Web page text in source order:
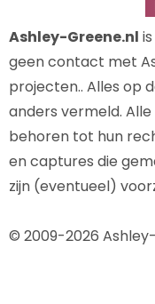
Ashley-Greene.nl
geen contact met
projecten.. Alles op
anders vermeld.
behoren tot hun
en captures die
zijn (eventueel)
© 2009-2026